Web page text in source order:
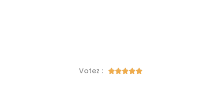
Votez : 